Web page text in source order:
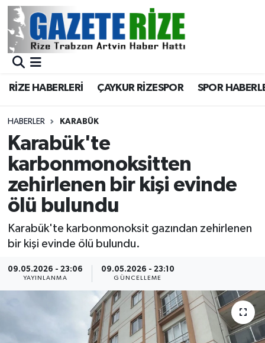
RİZE HABERLERİ ÇAYKUR RİZESPOR SPOR
HABERLER KARABÜK
Karabük'te
karbonmonoksitten
zehirlenen bir kişi evinde
ölü bulundu
Karabük'te karbonmonoksit gazından zehirlenen
bir kişi evinde ölü bulundu.
09.05.2026 - 23:06
YAYINLANMA
09.05.2026 - 23:10
GÜNCELLEME
BÖLGEMİZ
Asayiş
Rize Jandarma Komutanlığı
Bilim Teknoloji
Bölge
Advertising news
Dış Haberler
Merkez Nöbetçi Eczaneler
Merkez Trafik Yoğunluk Haritası
Süper Lig Puan Durumu ve Fikstür
Tüm Manşetler
Son Dakika Haberleri
Haber Arşivi